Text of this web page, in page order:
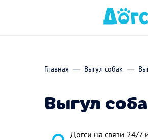
Главная Выгул собак
Выгул
Догси на связи 24/